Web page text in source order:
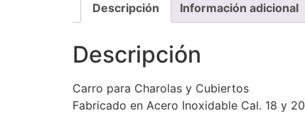
Descripción Información adicional
Descripción
Carro para Charolas y Cubiertos
Fabricado en Acero Inoxidable Cal. 18 y 20